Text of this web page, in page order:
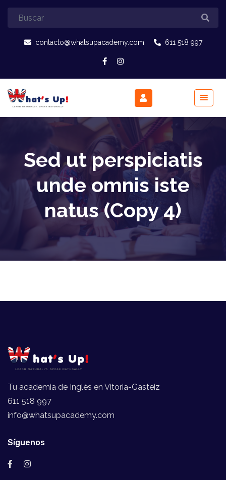
contacto@whatsupacademy.com 611 518 997
Sed ut perspiciatis
unde omnis iste
natus (Copy 4)
Tu academia de Inglés en Vitoria-Gasteiz
611 518 997
info@whatsupacademy.com
Síguenos